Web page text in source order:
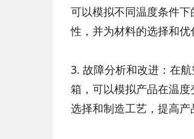
可以模拟不同温度条件
性，并为材料的选择和优
3. 故障分析和改进：在
箱，可以模拟产品在温
选择和制造工艺，提高产